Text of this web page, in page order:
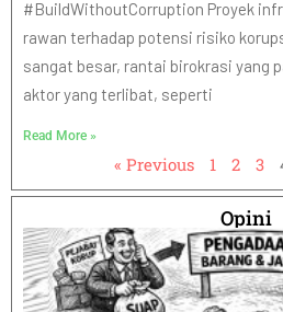
#BuildWithoutCorruption Proyek
rawan terhadap potensi risiko
sangat besar, rantai birokrasi yang
aktor yang terlibat, seperti
Read More »
« Previous 1 2 3
Opini